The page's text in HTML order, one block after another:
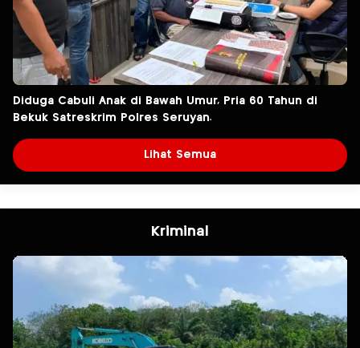
Diduga Cabuli Anak di Bawah Umur, Pria 60 Tahun di
Bekuk Satreskrim Polres Seruyan.
Lihat Semua
Kriminal